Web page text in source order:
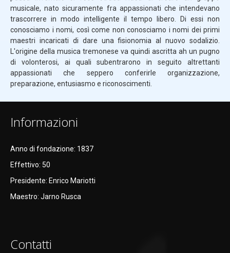
musicale, nato sicuramente fra appassionati che intendevano
trascorrere in modo intelligente il tempo libero. Di essi non
conosciamo i nomi, così come non conosciamo i nomi dei primi
maestri incaricati di dare una fisionomia al nuovo sodalizio.
L'origine della musica tremonese va quindi ascritta ah un pugno
di volonterosi, ai quali subentrarono in seguito altrettanti
appassionati che seppero conferirle organizzazione,
preparazione, entusiasmo e riconoscimenti.
Informazioni
Anno di fondazione: 1837
Effettivo: 50
Presidente: Enrico Mariotti
Maestro: Jarno Rusca
Contatti